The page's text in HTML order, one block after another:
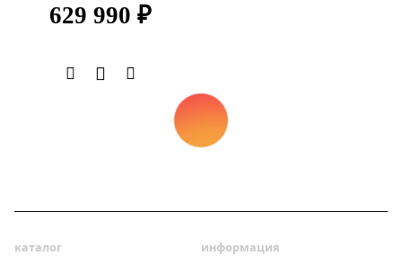
629 990 ₽
каталог информация